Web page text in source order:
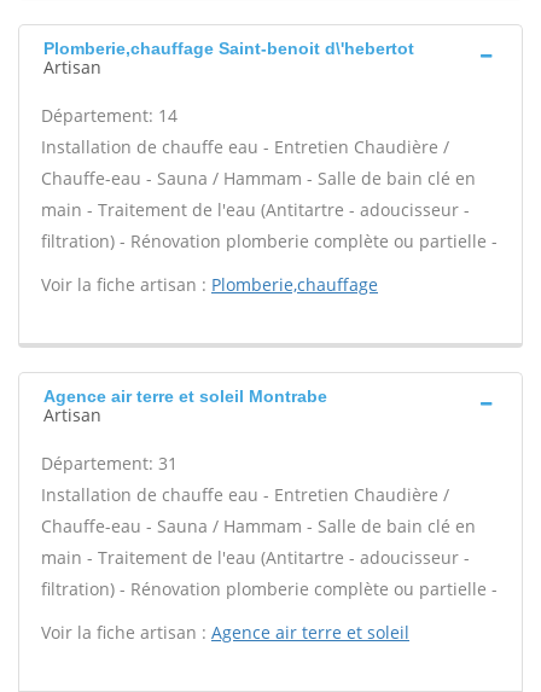
Plomberie,chauffage Saint-benoit d\'hebertot
Artisan
Département: 14
Installation de chauffe eau - Entretien Chaudière /
Chauffe-eau - Sauna / Hammam - Salle de bain clé en
main - Traitement de l'eau (Antitartre - adoucisseur -
filtration) - Rénovation plomberie complète ou partielle -
Voir la fiche artisan : Plomberie,chauffage
Agence air terre et soleil Montrabe
Artisan
Département: 31
Installation de chauffe eau - Entretien Chaudière /
Chauffe-eau - Sauna / Hammam - Salle de bain clé en
main - Traitement de l'eau (Antitartre - adoucisseur -
filtration) - Rénovation plomberie complète ou partielle -
Voir la fiche artisan : Agence air terre et soleil